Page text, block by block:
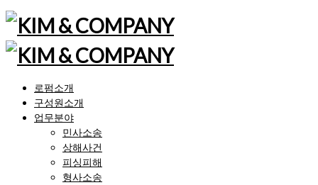
로펌소개
구성원소개
업무분야
민사소송
상해사건
피싱피해
형사소송